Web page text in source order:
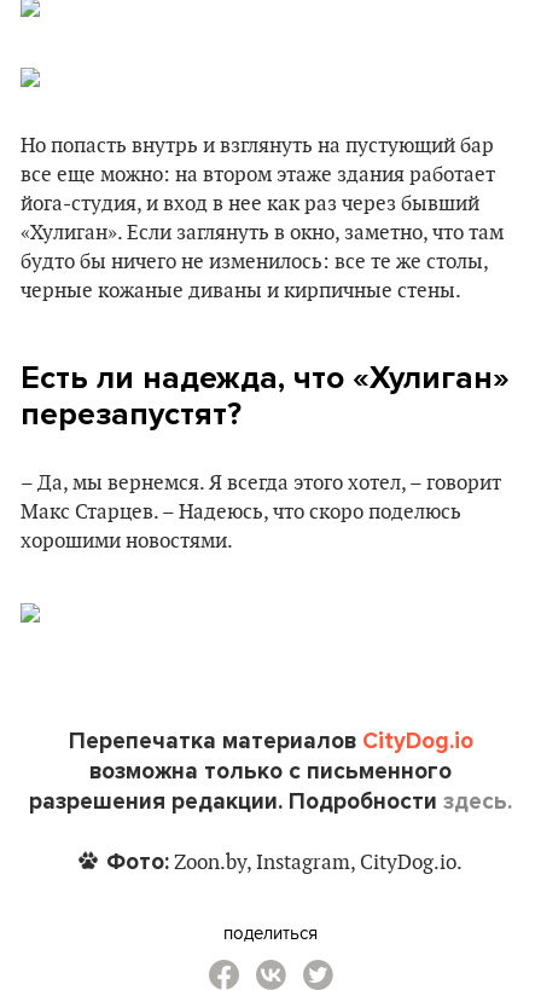
Но попасть внутрь и взглянуть на пустующий бар
все еще можно: на втором этаже здания работает
йога-студия, и вход в нее как раз через бывший
«‎Хулиган». Если заглянуть в окно, заметно, что там
будто бы ничего не изменилось: все те же столы,
черные кожаные диваны и кирпичные стены.
Есть ли надежда, что «‎Хулиган»
перезапустят?
– Да, мы вернемся. Я всегда этого хотел, – говорит
Макс Старцев. – Надеюсь, что скоро поделюсь
хорошими новостями.
Перепечатка материалов CityDog.io
возможна только с письменного
разрешения редакции. Подробности здесь.
Фото: Zoon.by, Instagram, CityDog.io.
поделиться